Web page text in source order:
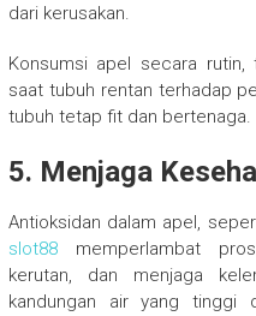
dari kerusakan.
Konsumsi apel secara
saat tubuh rentan terhadap
tubuh tetap fit dan bertenaga.
5. Menjaga
Antioksidan dalam apel,
slot88memperlambat
kerutan, dan menjaga
kandungan air yang tinggi